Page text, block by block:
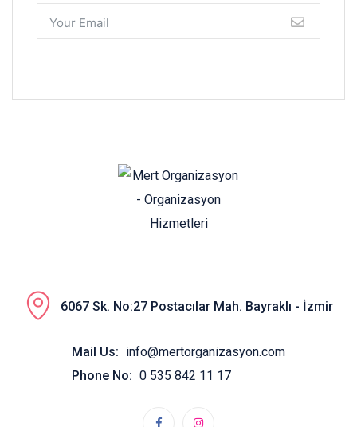
6067 Sk. No:27 Postacılar Mah. Bayraklı - İzmir
Mail Us: info@mertorganizasyon.com
Phone No: 0 535 842 11 17